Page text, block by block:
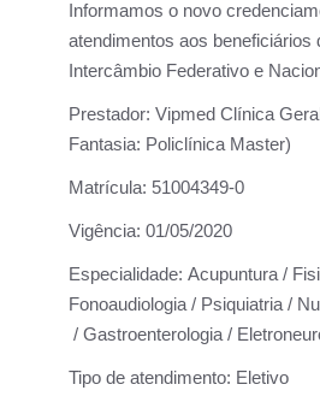
Informamos o novo
atendimentos aos beneficiários
Intercâmbio Federativo e
Prestador: Vipmed Clínica
Fantasia: Policlínica Master)
Matrícula: 51004349-0
Vigência: 01/05/2020
Especialidade: Acupuntura /
Fonoaudiologia / Psiquiatria /
/ Gastroenterologia /
Tipo de atendimento: Eletivo